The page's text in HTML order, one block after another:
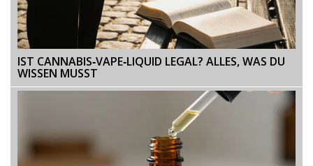
IST CANNABIS‑VAPE‑LIQUID LEGAL? ALLES, WAS DU
WISSEN MUSST